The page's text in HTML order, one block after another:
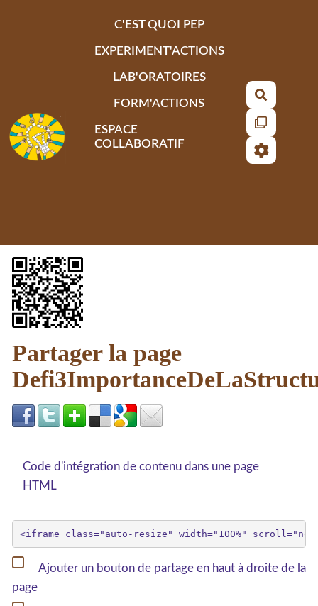
C'EST QUOI PEP
EXPERIMENT'ACTIONS
LAB'ORATOIRES
FORM'ACTIONS
ESPACE
COLLABORATIF
Partager la page
Code d'intégration de contenu dans une page
HTML
Ajouter un bouton de partage en haut à droite de la
page